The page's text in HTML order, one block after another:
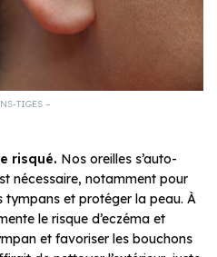
TIGES –
risqué. Nos oreilles s’auto-
nécessaire, notamment pour
tympans et protéger la peau. À
le risque d’eczéma et
et favoriser les bouchons